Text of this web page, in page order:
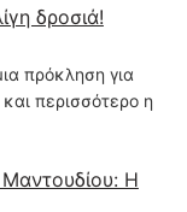
δροσιά!
πρόκληση για
περισσότερο η
Μαντουδίου: Η